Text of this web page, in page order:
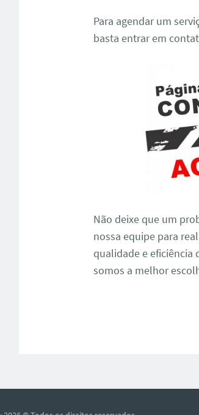
Para agendar um
basta entrar em
Não deixe que um
nossa equipe para
qualidade e eficiência
somos a melhor